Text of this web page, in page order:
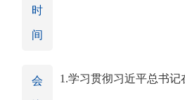
时
间
会 1.学习贯彻习近平总书记